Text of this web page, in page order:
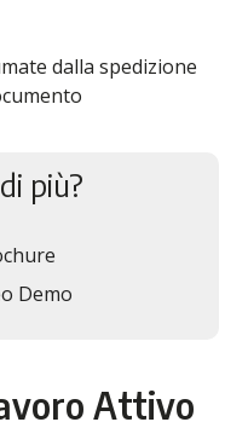
dalla spedizione
più?
Demo
Attivo